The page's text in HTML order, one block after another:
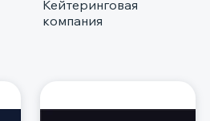
Кейтеринговая
компания